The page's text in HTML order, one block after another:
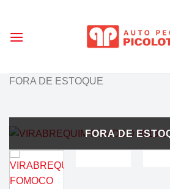
content
FORA DE ESTOQUE